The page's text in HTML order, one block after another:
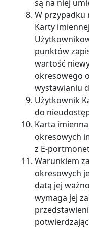
są na niej
W przypadku
Karty
punktów
wartość
okresowego
wystawianiu
Użytkownik
do
Karta
okresowych
z E-
Warunkiem
okresowych
datą jej
wymaga jej